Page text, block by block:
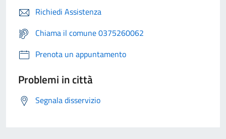
Richiedi Assistenza
Chiama il comune 0375260062
Prenota un appuntamento
Problemi in città
Segnala disservizio